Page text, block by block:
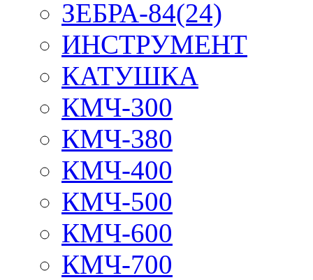
ЗЕБРА-84(24)
ИНСТРУМЕНТ
КАТУШКА
КМЧ-300
КМЧ-380
КМЧ-400
КМЧ-500
КМЧ-600
КМЧ-700